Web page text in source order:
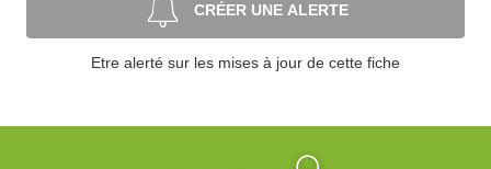
CRÉER UNE ALERTE
Etre alerté sur les mises à jour de cette fiche